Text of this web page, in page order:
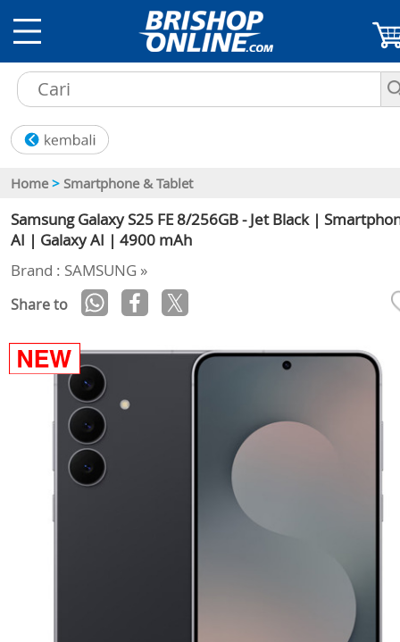
Home > Smartphone & Tablet
Samsung Galaxy S25 FE 8/256GB - Jet Black |
AI | Galaxy AI | 4900 mAh
Brand : SAMSUNG »
Share to